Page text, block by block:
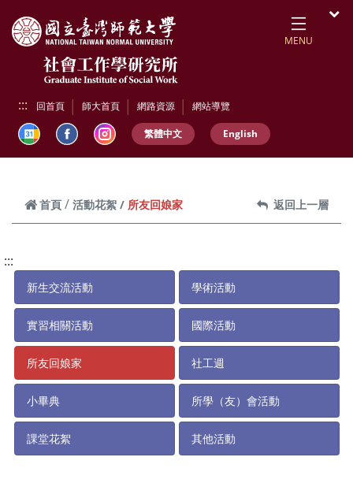
MENU
::: 回首頁 師大首頁 網路資源 網站導覽
繁體中文 English
首頁 活動花絮 所友回娘家 返回上一層
:::
新生交流活動 學術活動
實習相關活動 國際活動
所友回娘家 社工週
小畢典 所學（友）會活動
課堂花絮 其他活動